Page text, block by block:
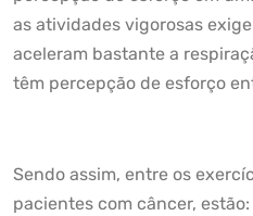
as atividades vigorosas
aceleram bastante a
têm percepção de esforço
Sendo assim, entre os
pacientes com câncer, estão: